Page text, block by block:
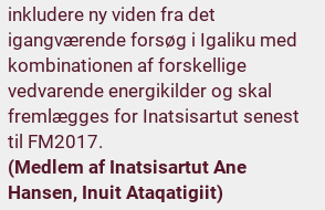
inkludere ny viden fra det
igangværende forsøg i Igaliku med
kombinationen af forskellige
vedvarende energikilder og skal
fremlægges for Inatsisartut senest
til FM2017.
(Medlem af Inatsisartut Ane
Hansen, Inuit Ataqatigiit)